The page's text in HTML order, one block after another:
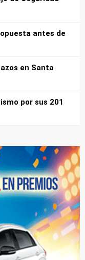
antes de
en Santa
por sus 201